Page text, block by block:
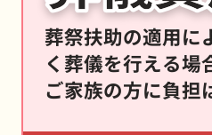
葬祭扶助の適用に
く葬儀を行える場
ご家族の方に負担